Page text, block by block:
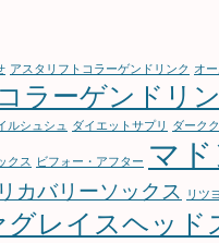
アスタリフトコラーゲンドリンク オ
コラーゲンドリ
ルシュシュ ダイエットサプリ ダーク
クス ビフォー・アフター マ
リカバリーソックス リツ
グレイスヘッド